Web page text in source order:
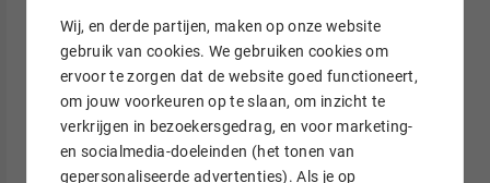
Wij, en derde partijen, maken op onze website
gebruik van cookies. We gebruiken cookies om
ervoor te zorgen dat de website goed functioneert,
om jouw voorkeuren op te slaan, om inzicht te
verkrijgen in bezoekersgedrag, en voor marketing-
en socialmedia-doeleinden (het tonen van
gepersonaliseerde advertenties). Als je op
juiste lettergroottes te maken op basis van de
Material guide. Vervolgens kun je direct de code
kopiëren en voor je website gebruiken.
4. Richt je op het doel